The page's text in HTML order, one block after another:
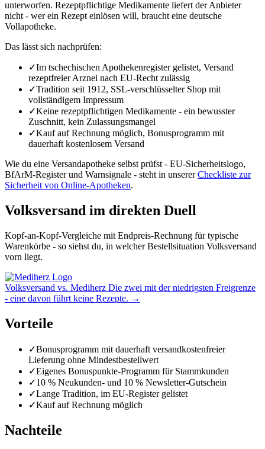
unterworfen. Rezeptpflichtige Medikamente liefert der Anbieter
nicht - wer ein Rezept einlösen will, braucht eine deutsche
Vollapotheke.
Das lässt sich nachprüfen:
✓Im tschechischen Apothekenregister gelistet, Versand
rezeptfreier Arznei nach EU-Recht zulässig
✓Tradition seit 1912, SSL-verschlüsselter Shop mit
vollständigem Impressum
✓Keine rezeptpflichtigen Medikamente - ein bewusster
Zuschnitt, kein Zulassungsmangel
✓Kauf auf Rechnung möglich, Bonusprogramm mit
dauerhaft kostenlosem Versand
Wie du eine Versandapotheke selbst prüfst - EU-Sicherheitslogo,
BfArM-Register und Warnsignale - steht in unsererCheckliste zur
Sicherheit von Online-Apotheken.
Volksversand im direkten Duell
Kopf-an-Kopf-Vergleiche mit Endpreis-Rechnung für typische
Warenkörbe - so siehst du, in welcher Bestellsituation Volksversand
vorn liegt.
Volksversand vs. Mediherz Die zwei mit der niedrigsten Freigrenze
- eine davon führt keine Rezepte. →
Vorteile
✓Bonusprogramm mit dauerhaft versandkostenfreier
Lieferung ohne Mindestbestellwert
✓Eigenes Bonuspunkte-Programm für Stammkunden
✓10 % Neukunden- und 10 % Newsletter-Gutschein
✓Lange Tradition, im EU-Register gelistet
✓Kauf auf Rechnung möglich
Nachteile